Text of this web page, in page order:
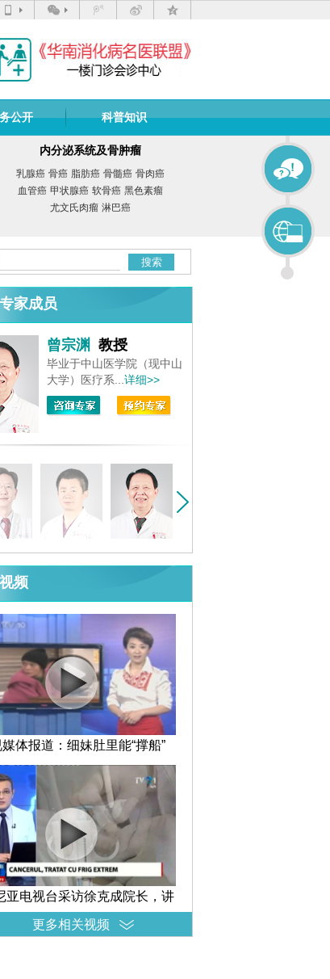
公开 科普知识
内分泌系统及骨肿瘤
乳腺癌 骨癌 脂肪癌 骨髓癌 骨肉癌
血管癌 甲状腺癌 软骨癌 黑色素瘤
尤文氏肉瘤 淋巴癌
搜索
家成员
曾宗渊 教授
毕业于中山医学院（现中山
大学）医疗系... 详细>>
频
体报道：细妹肚里能“撑船”
亚电视台采访徐克成院长，讲
冻消瘤减瘤在治疗癌症中的
更多相关视频